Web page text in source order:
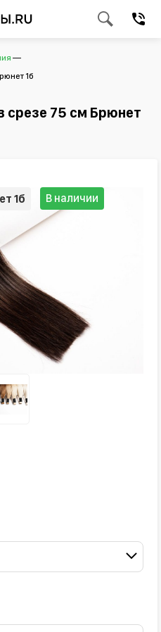
1б
срезе 75 см Брюнет
1б В наличии